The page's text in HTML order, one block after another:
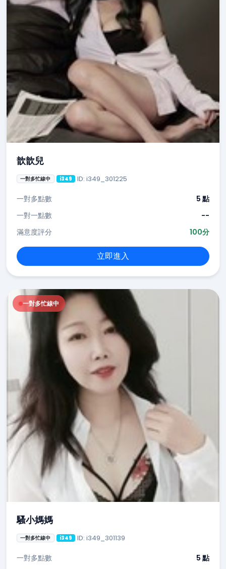
歆歆兒
一對多忙線中 i349 ID: i349_301225
一對多點數
5 點
一對一點數
--
滿意度評分
100分
立即進入
一對多忙線中
騷小媽媽
一對多忙線中 i349 ID: i349_301139
一對多點數 5 點